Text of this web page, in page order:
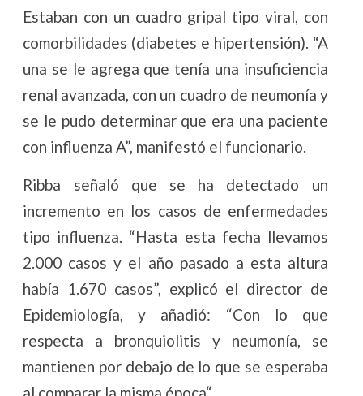
Estaban con un cuadro gripal tipo viral, con
comorbilidades (diabetes e hipertensión). “A
una se le agrega que tenía una insuficiencia
renal avanzada, con un cuadro de neumonía y
se le pudo determinar que era una paciente
con influenza A”, manifestó el funcionario.
Ribba señaló que se ha detectado un
incremento en los casos de enfermedades
tipo influenza. “Hasta esta fecha llevamos
2.000 casos y el año pasado a esta altura
había 1.670 casos”, explicó el director de
Epidemiología, y añadió: “Con lo que
respecta a bronquiolitis y neumonía, se
mantienen por debajo de lo que se esperaba